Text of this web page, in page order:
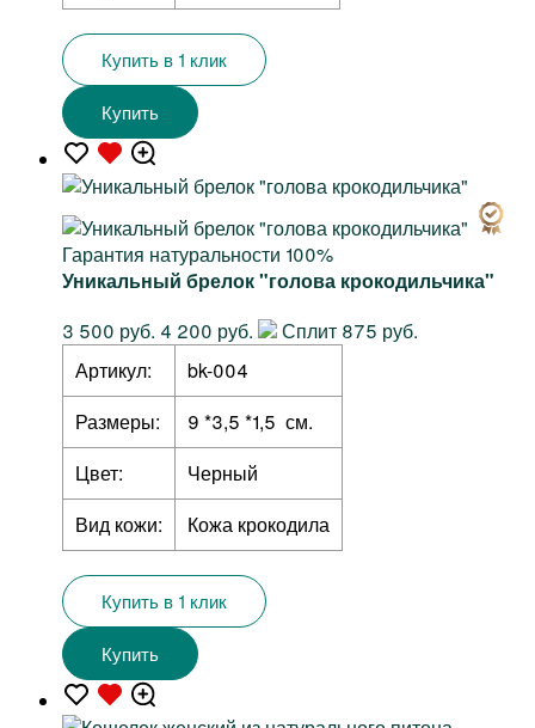
Купить в 1 клик
Купить
Гарантия натуральности 100%
Уникальный брелок "голова крокодильчика"
3 500 руб. 4 200 руб.
Сплит 875 руб.
Артикул:
bk-004
Размеры:
9 *3,5 *1,5 см.
Цвет:
Черный
Вид кожи:
Кожа крокодила
Купить в 1 клик
Купить